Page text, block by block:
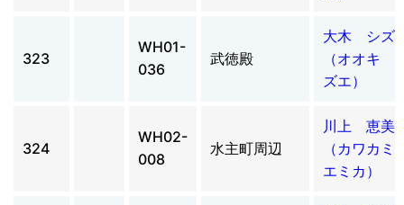
323
WH01-
036
武徳殿
大木 シズ
（オオキ
ズエ）
324
WH02-
008
水主町周辺
川上 恵美
（カワカ
エミカ）